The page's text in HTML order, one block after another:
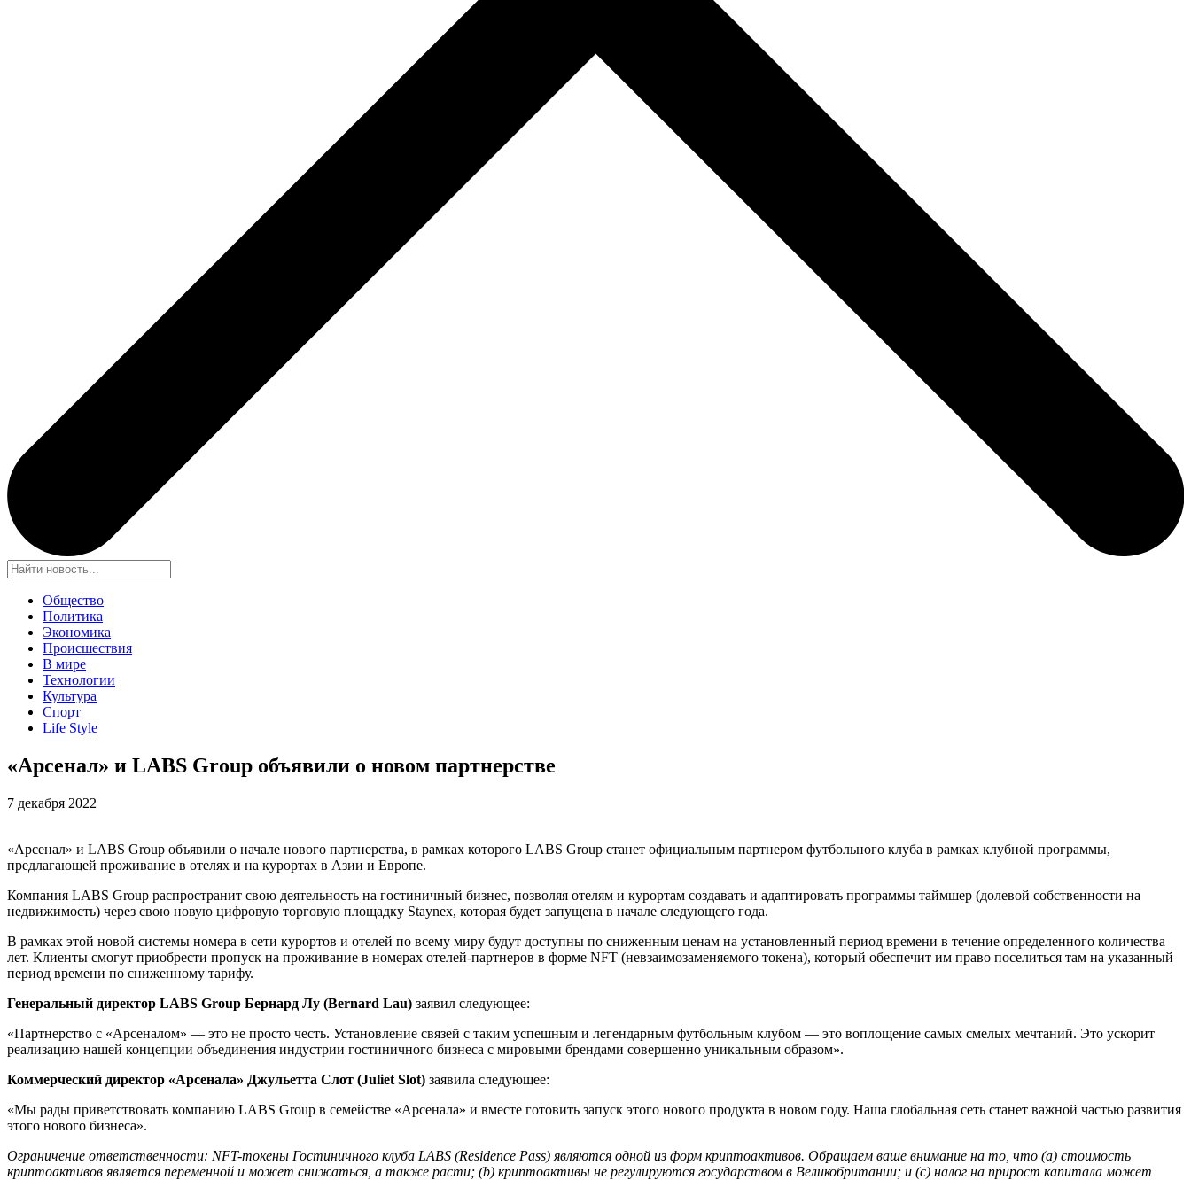
Общество
Политика
Экономика
Происшествия
В мире
Технологии
Культура
Спорт
Life Style
«Арсенал» и LABS Group объявили о новом партнерстве
7 декабря 2022
«Арсенал» и LABS Group объявили о начале нового партнерства, в рамках которого LABS Group станет официальным партнером футбольного клуба в рамках клубной программы,
предлагающей проживание в отелях и на курортах в Азии и Европе.
Компания LABS Group распространит свою деятельность на гостиничный бизнес, позволяя отелям и курортам создавать и адаптировать программы таймшер (долевой собственности на
недвижимость) через свою новую цифровую торговую площадку Staynex, которая будет запущена в начале следующего года.
В рамках этой новой системы номера в сети курортов и отелей по всему миру будут доступны по сниженным ценам на установленный период времени в течение определенного количества
лет. Клиенты смогут приобрести пропуск на проживание в номерах отелей-партнеров в форме NFT (невзаимозаменяемого токена), который обеспечит им право поселиться там на указанный
период времени по сниженному тарифу.
Генеральный директор LABS Group Бернард Лу (Bernard Lau) заявил следующее:
«Партнерство с «Арсеналом» — это не просто честь. Установление связей с таким успешным и легендарным футбольным клубом — это воплощение самых смелых мечтаний. Это ускорит
реализацию нашей концепции объединения индустрии гостиничного бизнеса с мировыми брендами совершенно уникальным образом».
Коммерческий директор «Арсенала» Джульетта Слот (Juliet Slot) заявила следующее:
«Мы рады приветствовать компанию LABS Group в семействе «Арсенала» и вместе готовить запуск этого нового продукта в новом году. Наша глобальная сеть станет важной частью развития
этого нового бизнеса».
Ограничение ответственности: NFT-токены Гостиничного клуба LABS (Residence Pass) являются одной из форм криптоактивов. Обращаем ваше внимание на то, что (a) стоимость
криптоактивов является переменной и может снижаться, а также расти; (b) криптоактивы не регулируются государством в Великобритании; и (c) налог на прирост капитала может